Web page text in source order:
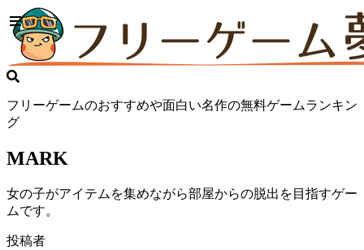
フリーゲームのおすすめや面白い名作の無料ゲームランキン
グ
MARK
女の子がアイテムを集めながら部屋からの脱出を目指すゲー
ムです。
投稿者